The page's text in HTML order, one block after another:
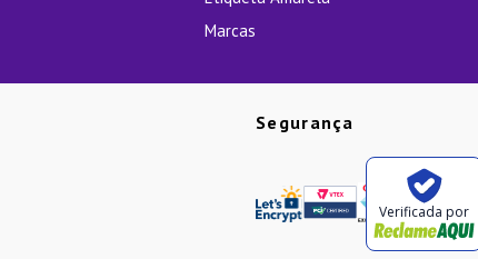
Marcas
Segurança
Verificada por